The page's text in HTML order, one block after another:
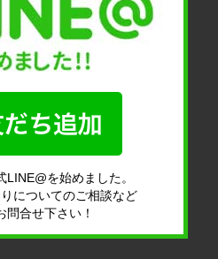
を始めました。
についてのご相談など
問合せ下さい！